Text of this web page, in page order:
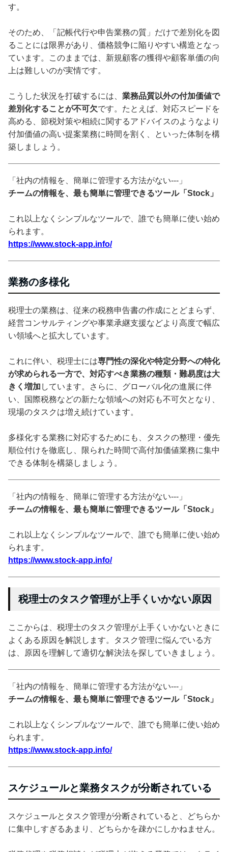
す。
そのため、「記帳代行や申告業務の質」だけで差別化を図
ることには限界があり、価格競争に陥りやすい構造となっ
ています。このままでは、新規顧客の獲得や顧客単価の向
上は難しいのが実情です。
こうした状況を打破するには、 業務品質以外の付加価値で
差別化することが不可欠です。たとえば、対応スピードを
高める、節税対策や相続に関するアドバイスのようなより
付加価値の高い提案業務に時間を割く、といった体制を構
築しましょう。
「社内の情報を、簡単に管理する方法がない---」
チームの情報を、最も簡単に管理できるツール「Stock」
これ以上なくシンプルなツールで、誰でも簡単に使い始め
られます。
https://www.stock-app.info/
業務の多様化
税理士の業務は、従来の税務申告書の作成にとどまらず、
経営コンサルティングや事業承継支援などより高度で幅広
い領域へと拡大しています。
これに伴い、税理士には専門性の深化や特定分野への特化
が求められる一方で、対応すべき業務の種類・難易度は大
きく増加 しています。さらに、グローバル化の進展に伴
い、国際税務などの新たな領域への対応も不可欠となり、
現場のタスクは増え続けています。
多様化する業務に対応するためにも、タスクの整理・優先
順位付けを徹底し、限られた時間で高付加価値業務に集中
できる体制を構築しましょう。
「社内の情報を、簡単に管理する方法がない---」
チームの情報を、最も簡単に管理できるツール「Stock」
これ以上なくシンプルなツールで、誰でも簡単に使い始め
られます。
https://www.stock-app.info/
税理士のタスク管理が上手くいかない原因
ここからは、税理士のタスク管理が上手くいかないときに
よくある原因を解説します。タスク管理に悩んでいる方
は、原因を理解して適切な解決法を探していきましょう。
「社内の情報を、簡単に管理する方法がない---」
チームの情報を、最も簡単に管理できるツール「Stock」
これ以上なくシンプルなツールで、誰でも簡単に使い始め
られます。
https://www.stock-app.info/
スケジュールと業務タスクが分断されている
スケジュールとタスク管理が分断されていると、どちらか
に集中しすぎるあまり、どちらかを疎かにしかねません。